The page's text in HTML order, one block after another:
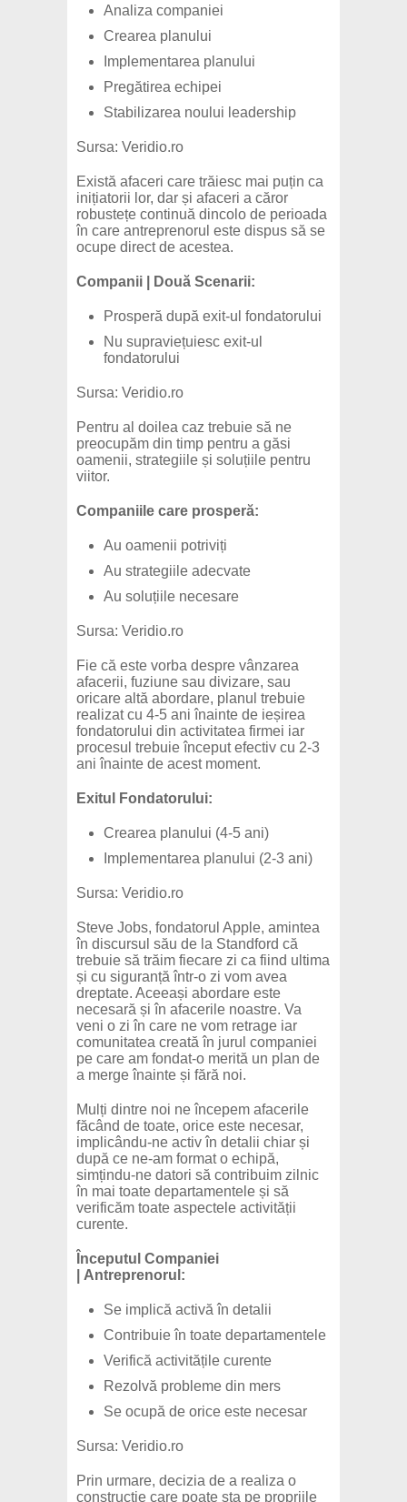
Analiza companiei
Crearea planului
Implementarea planului
Pregătirea echipei
Stabilizarea noului leadership
Sursa: Veridio.ro
Există afaceri care trăiesc mai puțin ca
inițiatorii lor, dar și afaceri a căror
robustețe continuă dincolo de perioada
în care antreprenorul este dispus să se
ocupe direct de acestea.
Companii | Două Scenarii:
Prosperă după exit-ul fondatorului
Nu supraviețuiesc exit-ul
fondatorului
Sursa: Veridio.ro
Pentru al doilea caz trebuie să ne
preocupăm din timp pentru a găsi
oamenii, strategiile și soluțiile pentru
viitor.
Companiile care prosperă:
Au oamenii potriviți
Au strategiile adecvate
Au soluțiile necesare
Sursa: Veridio.ro
Fie că este vorba despre vânzarea
afacerii, fuziune sau divizare, sau
oricare altă abordare, planul trebuie
realizat cu 4-5 ani înainte de ieșirea
fondatorului din activitatea firmei iar
procesul trebuie început efectiv cu 2-3
ani înainte de acest moment.
Exitul Fondatorului:
Crearea planului (4-5 ani)
Implementarea planului (2-3 ani)
Sursa: Veridio.ro
Steve Jobs, fondatorul Apple, amintea
în discursul său de la Standford că
trebuie să trăim fiecare zi ca fiind ultima
și cu siguranță într-o zi vom avea
dreptate. Aceeași abordare este
necesară și în afacerile noastre. Va
veni o zi în care ne vom retrage iar
comunitatea creată în jurul companiei
pe care am fondat-o merită un plan de
a merge înainte și fără noi.
Mulți dintre noi ne începem afacerile
făcând de toate, orice este necesar,
implicându-ne activ în detalii chiar și
după ce ne-am format o echipă,
simțindu-ne datori să contribuim zilnic
în mai toate departamentele și să
verificăm toate aspectele activității
curente.
Începutul Companiei
| Antreprenorul:
Se implică activă în detalii
Contribuie în toate departamentele
Verifică activitățile curente
Rezolvă probleme din mers
Se ocupă de orice este necesar
Sursa: Veridio.ro
Prin urmare, decizia de a realiza o
construcție care poate sta pe propriile